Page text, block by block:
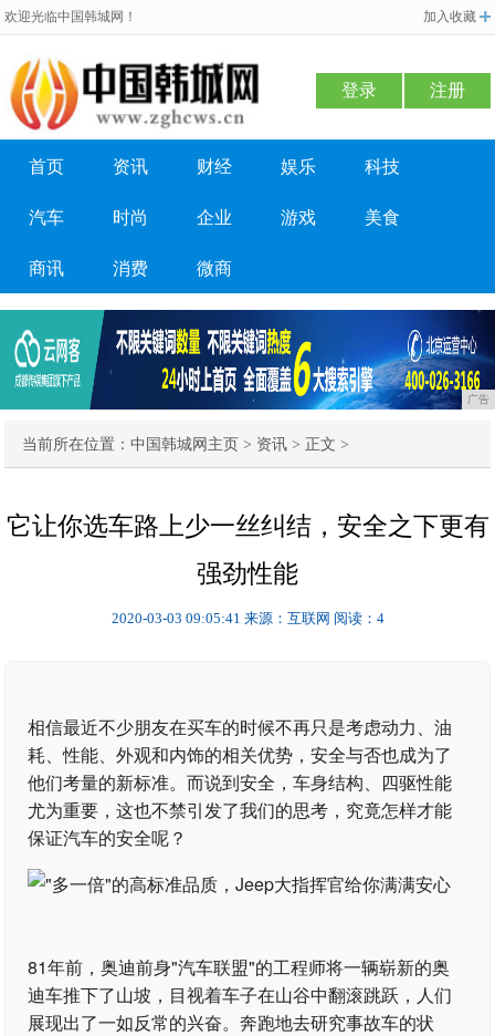
欢迎光临中国韩城网！ 加入收藏
登录 注册
首页 资讯 财经 娱乐 科技
汽车 时尚 企业 游戏 美食
商讯 消费 微商
广告
当前所在位置：中国韩城网主页 > 资讯 > 正文 >
它让你选车路上少一丝纠结，安全之下更有
强劲性能
2020-03-03 09:05:41 来源：互联网 阅读：4
相信最近不少朋友在买车的时候不再只是考虑动力、油
耗、性能、外观和内饰的相关优势，安全与否也成为了
他们考量的新标准。而说到安全，车身结构、四驱性能
尤为重要，这也不禁引发了我们的思考，究竟怎样才能
保证汽车的安全呢？
81年前，奥迪前身"汽车联盟"的工程师将一辆崭新的奥
迪车推下了山坡，目视着车子在山谷中翻滚跳跃，人们
展现出了一如反常的兴奋。奔跑地去研究事故车的状